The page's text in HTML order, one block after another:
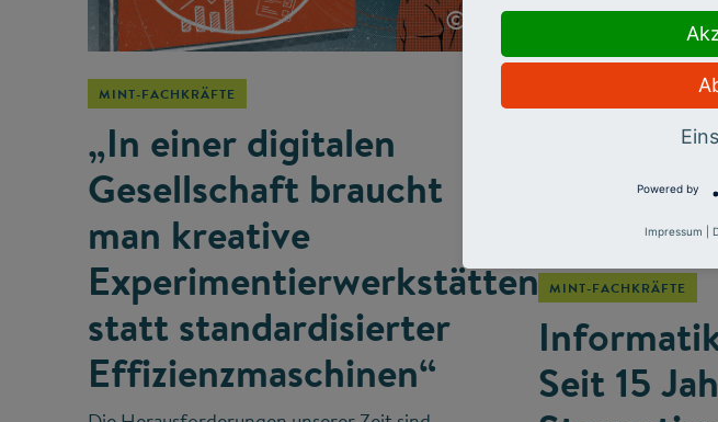
©
MINT-FACHKRÄFTE
„In einer digitalen
Gesellschaft braucht
man kreative
Experimentierwerkstätten
statt standardisierter
Effizienzmaschinen“
MINT-FACHKRÄFTE
Seit 15
Powered by
Impressum